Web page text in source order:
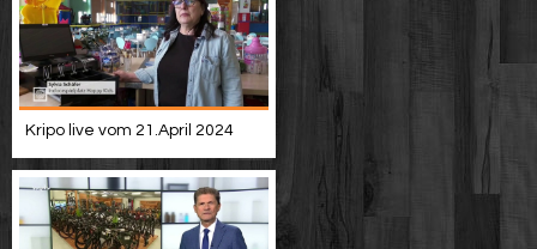
Kripo live vom 21.April 2024